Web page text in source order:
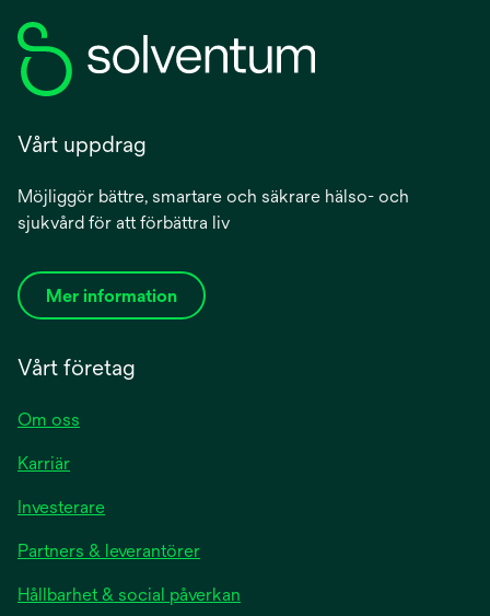
Vårt uppdrag
Möjliggör bättre, smartare och säkrare hälso- och
sjukvård för att förbättra liv
Mer information
Vårt företag
Om oss
Karriär
Investerare
Partners & leverantörer
Hållbarhet & social påverkan